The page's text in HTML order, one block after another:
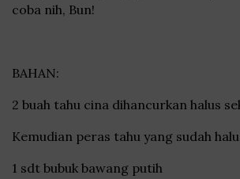
coba nih, Bun!
BAHAN:
2 buah tahu cina dihancurkan halus
Kemudian peras tahu yang sudah
1 sdt bubuk bawang putih